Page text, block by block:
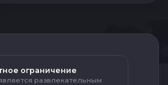
ограничение
развлекательным